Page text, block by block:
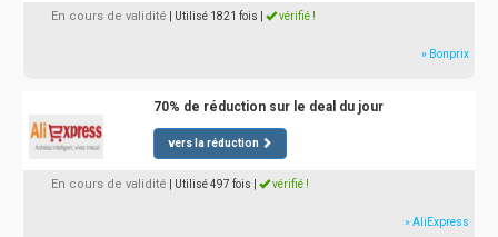
En cours de validité | Utilisé 1821 fois vérifié !
» Bonprix
70% de réduction sur le deal du jour
vers la réduction
En cours de validité | Utilisé 497 fois vérifié !
» AliExpress